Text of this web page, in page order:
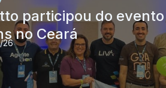
participou do
no Ceará
26